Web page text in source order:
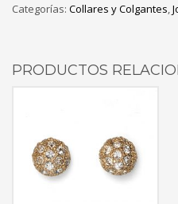
Categorías: Collares y Colgantes,
PRODUCTOS